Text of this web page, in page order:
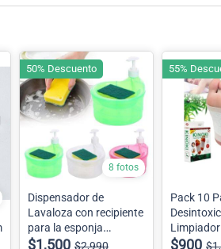
8 fotos
Dispensador de
Lavaloza con recipiente
para la esponja
incluye esponja
$1,500 $2,990
50% Descuento
Pack 10
$900
55%